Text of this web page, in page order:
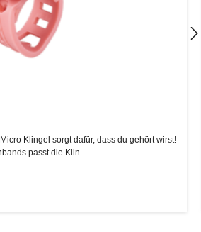
Klingel sorgt dafür, dass du gehört wirst!
passt die Klin…